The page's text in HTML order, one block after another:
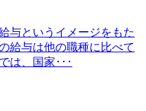
与というイメージをもた
給与は他の職種に比べて
は、国家･･･